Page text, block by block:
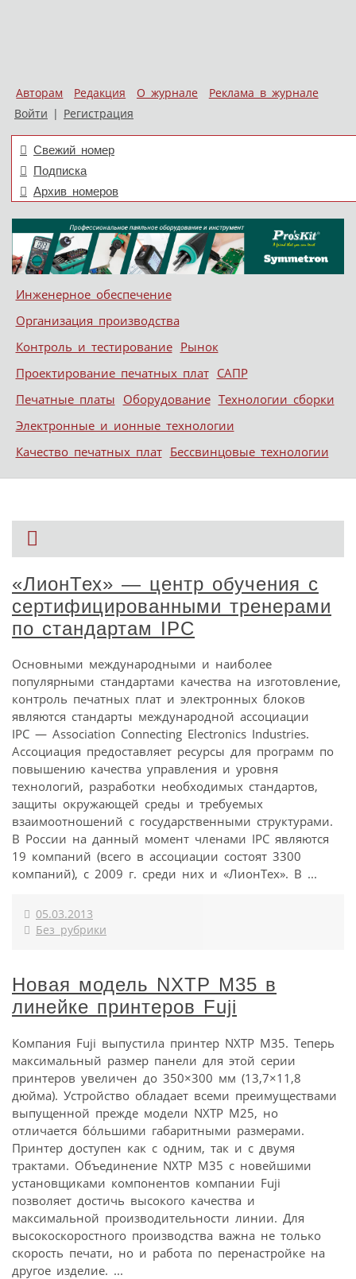
Авторам Редакция О журнале
Реклама в журнале
Войти | Регистрация
Свежий номер
Подписка
Архив номеров
Меню
Skip to content
Инженерное обеспечение
Организация производства
Контроль и тестирование Рынок
Проектирование печатных плат САПР
Печатные платы Оборудование Технологии сборки
Электронные и ионные технологии
Качество печатных плат Бессвинцовые технологии
«ЛионТех» — центр обучения с
сертифицированными тренерами
по стандартам IPC
Основными международными и наиболее
популярными стандартами качества на изготовление,
контроль печатных плат и электронных блоков
являются стандарты международной ассоциации
IPC — Association Connecting Electronics Industries.
Ассоциация предоставляет ресурсы для программ по
повышению качества управления и уровня
технологий, разработки необходимых стандартов,
защиты окружающей среды и требуемых
взаимоотношений с государственными структурами.
В России на данный момент членами IPC являются
19 компаний (всего в ассоциации состоят 3300
компаний), с 2009 г. среди них и «ЛионТех». В ...
05.03.2013
Без рубрики
Новая модель NXTP M35 в
линейке принтеров Fuji
Компания Fuji выпустила принтер NXTP M35. Теперь
максимальный размер панели для этой серии
принтеров увеличен до 350×300 мм (13,7×11,8
дюйма). Устройство обладает всеми преимуществами
выпущенной прежде модели NXTP M25, но
отличается бóльшими габаритными размерами.
Принтер доступен как с одним, так и с двумя
трактами. Объединение NXTP M35 с новейшими
установщиками компонентов компании Fuji
позволяет достичь высокого качества и
максимальной производительности линии. Для
высокоскоростного производства важна не только
скорость печати, но и работа по перенастройке на
другое изделие. ...